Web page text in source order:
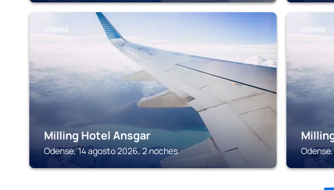
ODENSE
Milling Hotel Ansgar
Odense, 14 agosto 2026, 2 noches
ODENSE